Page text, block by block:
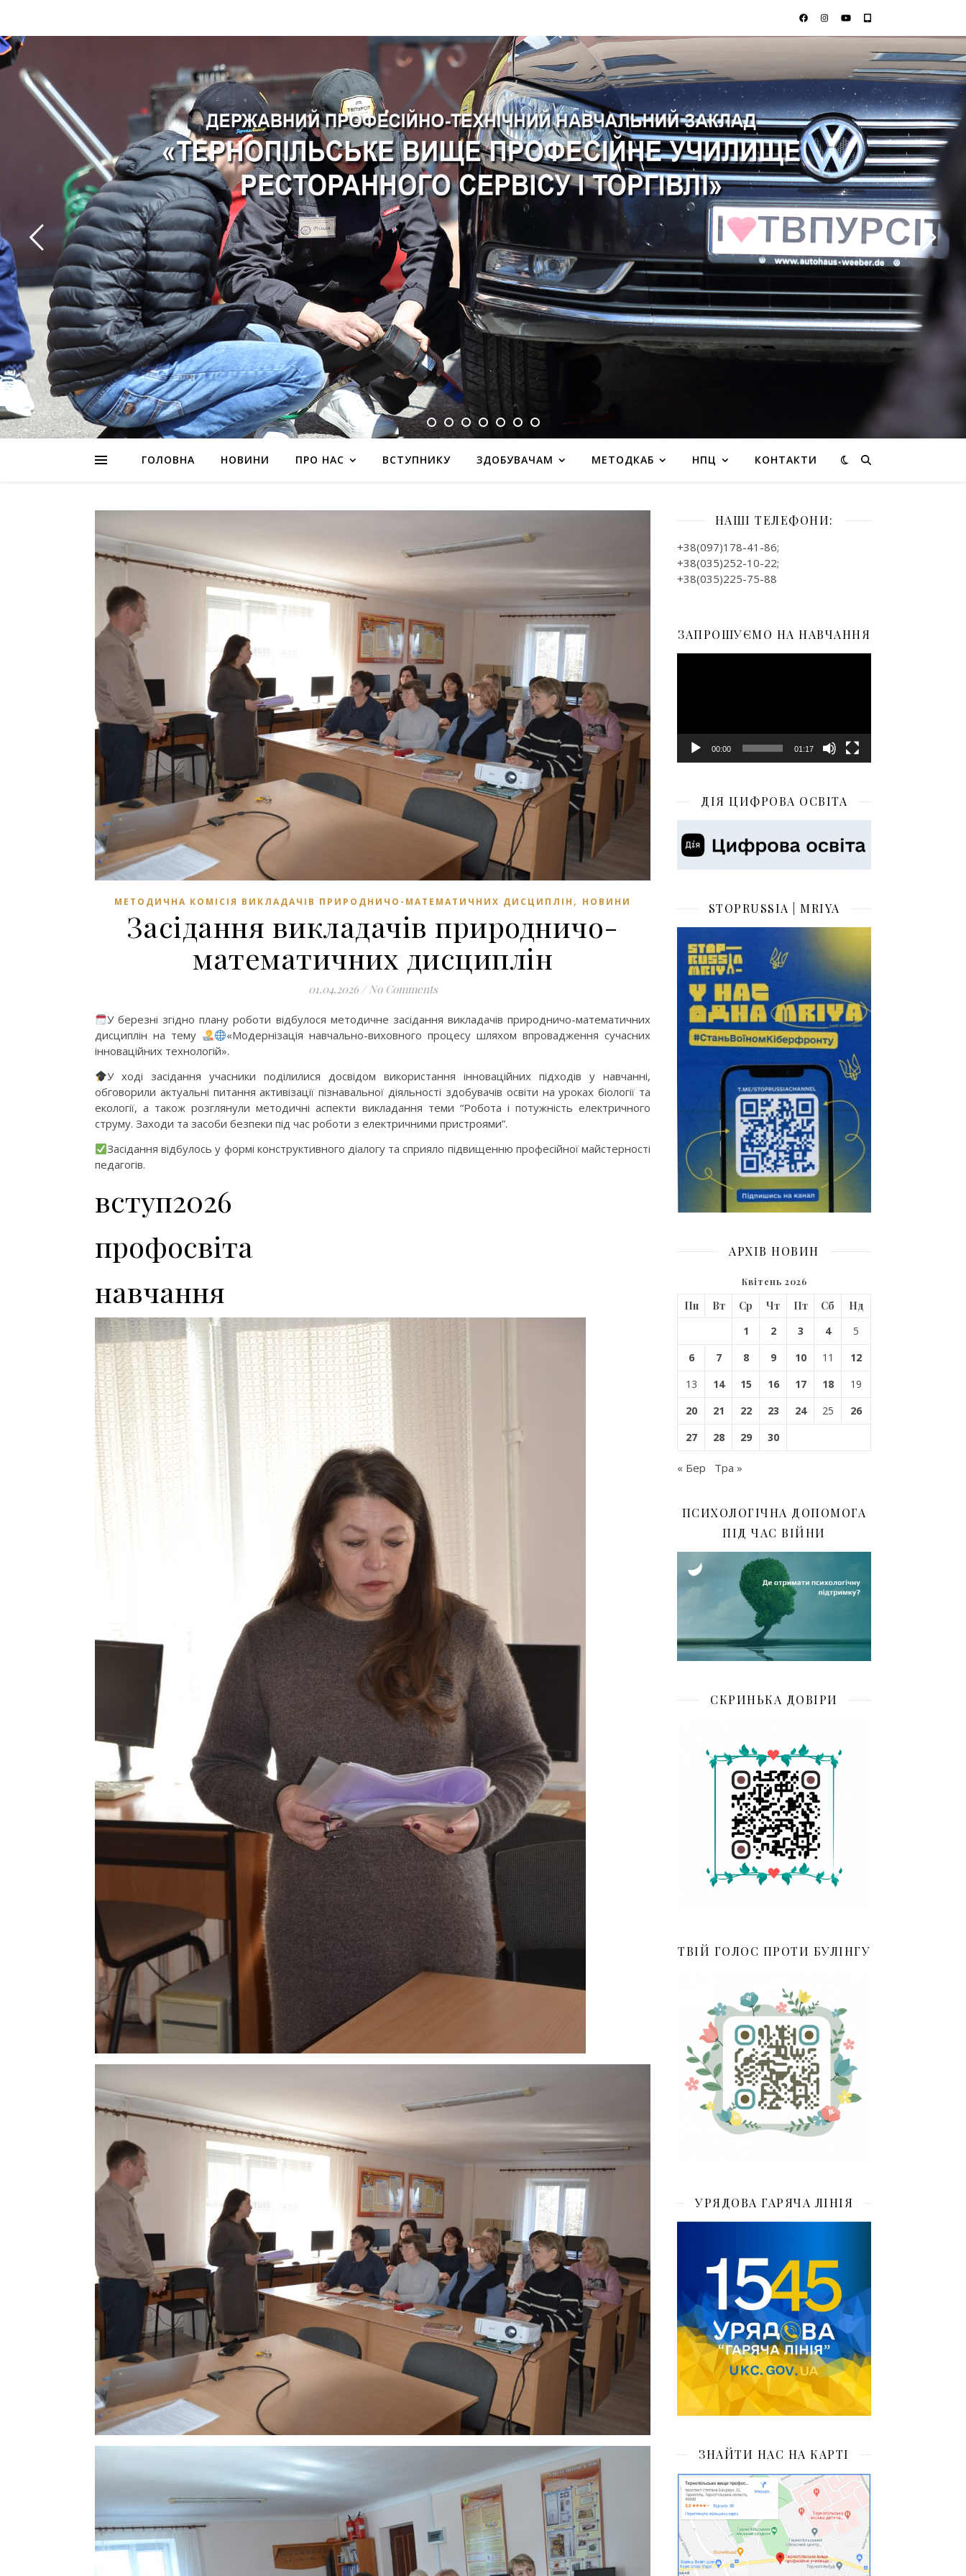
ГОЛОВНА НОВИНИ ПРО НАС ВСТУПНИКУ ЗДОБУВАЧАМ МЕТОДКАБ НПЦ КОНТАКТИ
МЕТОДИЧНА КОМІСІЯ ВИКЛАДАЧІВ ПРИРОДНИЧО-МАТЕМАТИЧНИХ ДИСЦИПЛІН , НОВИНИ
Засідання викладачів природничо-
математичних дисциплін
01.04.2026 / No Comments
У березні згідно плану роботи відбулося методичне засідання викладачів природничо-математичних
дисциплін на тему
«Модернізація навчально-виховного процесу шляхом впровадження сучасних
інноваційних технологій».
У ході засідання учасники поділилися досвідом використання інноваційних підходів у навчанні,
обговорили актуальні питання активізації пізнавальної діяльності здобувачів освіти на уроках біології та
екології, а також розглянули методичні аспекти викладання теми “Робота і потужність електричного
струму. Заходи та засоби безпеки під час роботи з електричними пристроями”.
Засідання відбулось у формі конструктивного діалогу та сприяло підвищенню професійної майстерності
педагогів.
вступ2026
профосвіта
навчання
НАШІ ТЕЛЕФОНИ:
+38(097)178-41-86;
+38(035)252-10-22;
+38(035)225-75-88
ЗАПРОШУЄМО НА НАВЧАННЯ
00:00 01:17
ДІЯ ЦИФРОВА ОСВІТА
STOPRUSSIA | MRIYA
АРХІВ НОВИН
Квітень 2026
Пн Вт Ср Чт Пт Сб
Нд
1
2 3 4
5
6
7 8 9 10 11
12
13
14 15 16 17 18
19
20
21 22 23 24 25
26
27
28 29 30
« Бер Тра »
ПСИХОЛОГІЧНА ДОПОМОГА
ПІД ЧАС ВІЙНИ
СКРИНЬКА ДОВІРИ
ТВІЙ ГОЛОС ПРОТИ БУЛІНГУ
УРЯДОВА ГАРЯЧА ЛІНІЯ
ЗНАЙТИ НАС НА КАРТІ